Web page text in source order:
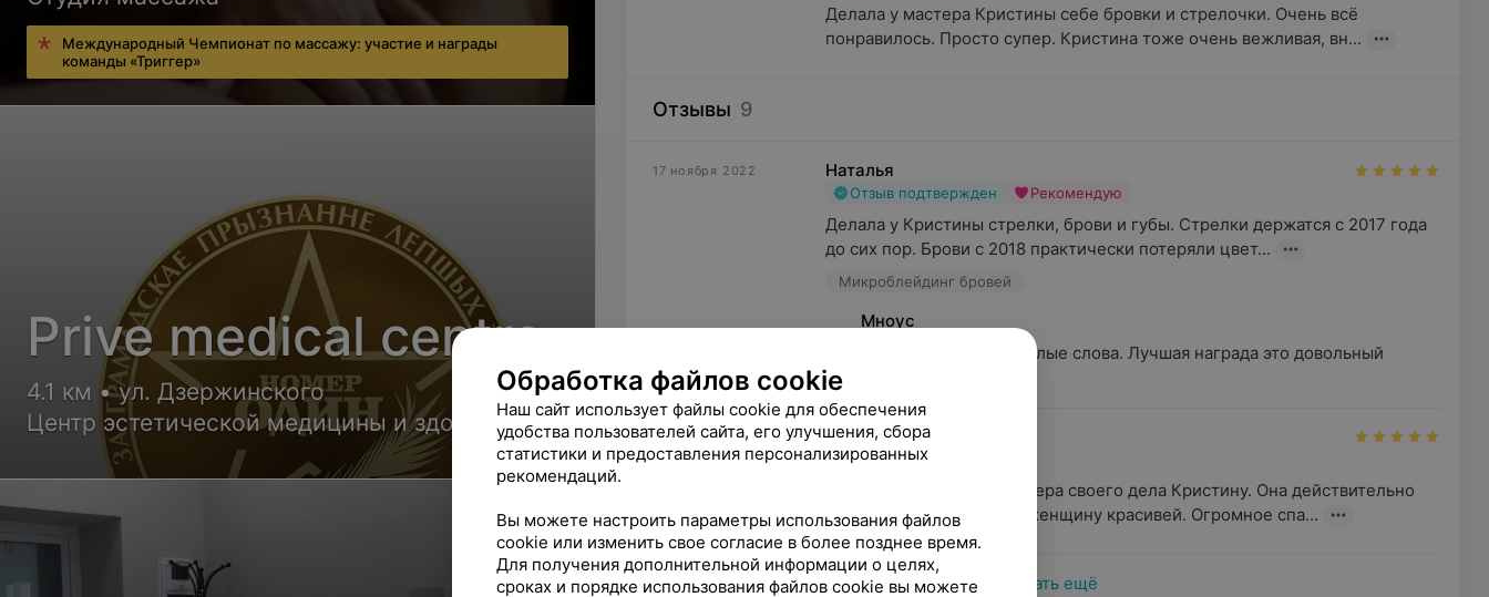
Делала у мастера Кристины себе бровки и стрелочки. Очень всё
понравилось. Просто супер. Кристина тоже очень вежливая, вн...
Отзывы 9
17 ноября 2022 Наталья
Отзыв подтвержден Рекомендую
Делала у Кристины стрелки, брови и губы. Стрелки держатся с 2017 года
до сих пор. Брови с 2018 практически потеряли цвет...
Микроблейдинг бровей
Мноус
Спасибо за такие тёплые слова. Лучшая награда это довольный
13 февраля 2021 Аноним
Отзыв подтвержден
Хочу поблагодарить мастера своего дела Кристину. Она действительно
мастер и умеет сделать женщину красивей. Огромное спа...
Показать ещё
Международный Чемпионат по массажу: участие и награды
команды «Триггер»
Prive medical centre
4.1 км • ул. Дзержинского
Центр эстетической медицины и здоровья
Обработка файлов cookie
Наш сайт использует файлы cookie для обеспечения
удобства пользователей сайта, его улучшения, сбора
статистики и предоставления персонализированных
рекомендаций.
Вы можете настроить параметры использования файлов
cookie или изменить свое согласие в более позднее время.
Для получения дополнительной информации о целях,
сроках и порядке использования файлов cookie вы можете